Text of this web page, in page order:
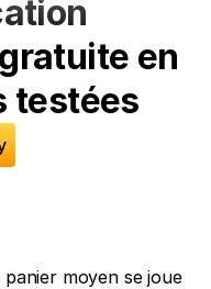
en
testées
moyen se joue